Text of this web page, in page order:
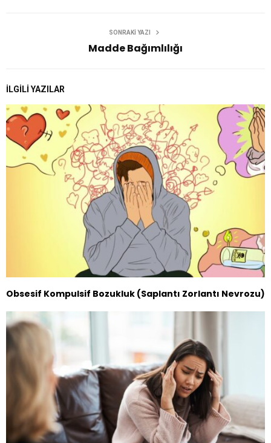
SONRAKI YAZI
Madde Bağımlılığı
İLGILI YAZILAR
Obsesif Kompulsif Bozukluk (Saplantı Zorlantı Nevrozu)